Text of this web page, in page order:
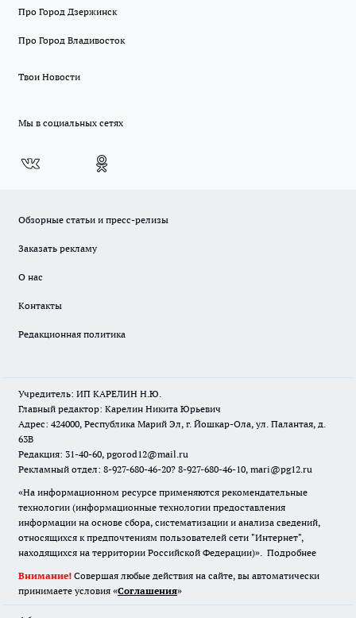
Про Город Дзержинск
Про Город Владивосток
Твои Новости
Мы в социальных сетях
Обзорные статьи и пресс-релизы
Заказать рекламу
О нас
Контакты
Редакционная политика
Учредитель: ИП КАРЕЛИН Н.Ю.
Главный редактор: Карелин Никита Юрьевич
Адрес: 424000, Республика Марий Эл, г. Йошкар-Ола, ул. Палантая, д.
63В
Редакция: 31-40-60, pgorod12@mail.ru
Рекламный отдел: 8-927-680-46-20? 8-927-680-46-10, mari@pg12.ru
«На информационном ресурсе применяются рекомендательные
технологии (информационные технологии предоставления
информации на основе сбора, систематизации и анализа сведений,
относящихся к предпочтениям пользователей сети "Интернет",
находящихся на территории Российской Федерации)». Подробнее
Внимание! Совершая любые действия на сайте, вы автоматически
принимаете условия «Cоглашения»